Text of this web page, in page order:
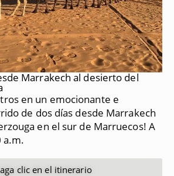
Marrakech al desierto del
en un emocionante e
de dos días desde Marrakech
en el sur de Marruecos! A
a.m.
clic en el itinerario